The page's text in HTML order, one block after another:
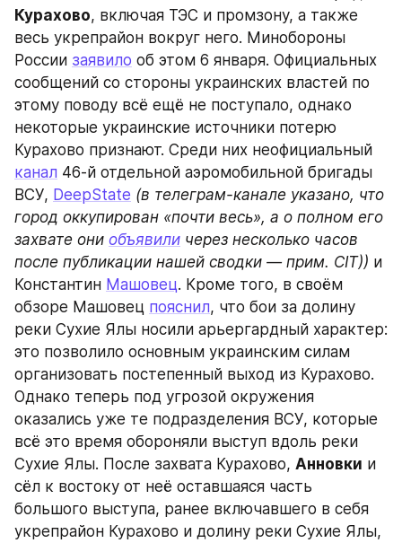
Курахово, включая ТЭС и промзону, а также
весь укрепрайон вокруг него. Минобороны
России заявило об этом 6 января. Официальных
сообщений со стороны украинских властей по
этому поводу всё ещё не поступало, однако
некоторые украинские источники потерю
канал 46-й отдельной аэромобильной бригады
ВСУ, DeepState (в телеграм-канале указано, что
город оккупирован «почти весь», а о полном его
захвате они объявили через несколько часов
после публикации нашей сводки — прим. CIT)) и
Константин Машовец. Кроме того, в своём
обзоре Машовец пояснил, что бои за долину
реки Сухие Ялы носили арьергардный характер:
это позволило основным украинским силам
организовать постепенный выход из Курахово.
Однако теперь под угрозой окружения
оказались уже те подразделения ВСУ, которые
всё это время обороняли выступ вдоль реки
Сухие Ялы. После захвата Курахово, Анновки и
сёл к востоку от неё оставшаяся часть
большого выступа, ранее включавшего в себя
укрепрайон Курахово и долину реки Сухие Ялы,